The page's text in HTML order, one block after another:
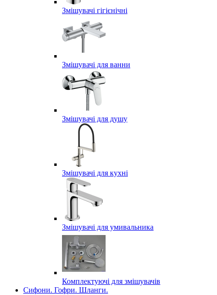
Змішувачі гігієнічні
Змішувачі для ванни
Змішувачі для душу
Змішувачі для кухні
Змішувачі для умивальника
Комплектуючі для змішувачів
Сифони. Гофри. Шланги.